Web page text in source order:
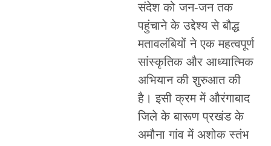
संदेश को जन-जन तक
पहुंचाने के उद्देश्य से बौद्ध
मतावलंबियों ने एक महत्वपूर्ण
सांस्कृतिक और आध्यात्मिक
अभियान की शुरुआत की
है। इसी क्रम में औरंगाबाद
जिले के बारूण प्रखंड के
अमौना गांव में अशोक स्तंभ